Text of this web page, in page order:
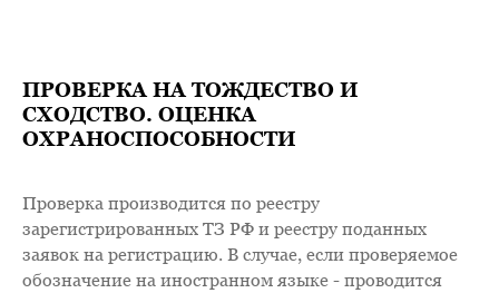
ПРОВЕРКА НА ТОЖДЕСТВО И
СХОДСТВО. ОЦЕНКА
ОХРАНОСПОСОБНОСТИ
Проверка производится по реестру
зарегистрированных ТЗ РФ и реестру поданных
заявок на регистрацию. В случае, если проверяемое
обозначение на иностранном языке - проводится